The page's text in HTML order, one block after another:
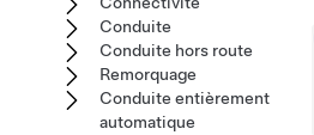
Conduite
Conduite hors route
Remorquage
Conduite entièrement
automatique